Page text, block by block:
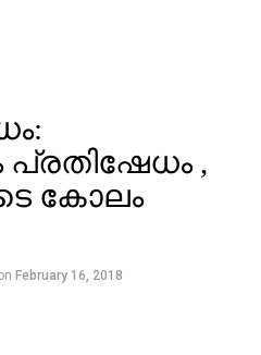
,
കോലം
February 16, 2018